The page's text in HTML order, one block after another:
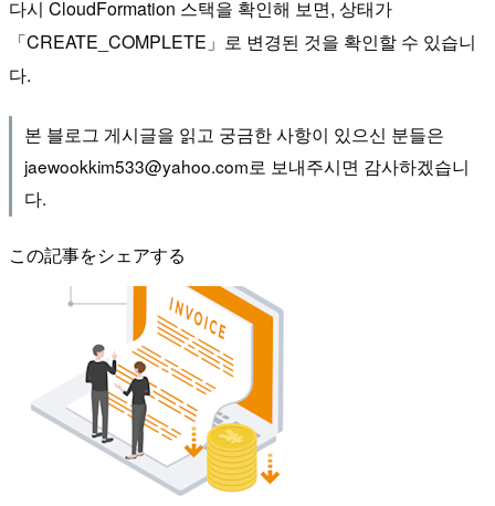
다시 CloudFormation 스택을 확인해 보면, 상태가
「CREATE_COMPLETE」로 변경된 것을 확인할 수 있습니
다.
본 블로그 게시글을 읽고 궁금한 사항이 있으신 분들은
jaewookkim533@yahoo.com로 보내주시면 감사하겠습니
다.
この記事をシェアする